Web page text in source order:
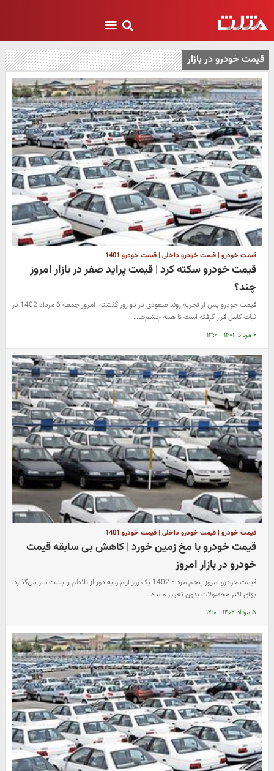
قیمت خودرو در بازار
قیمت خودرو | قیمت خودرو داخلی | قیمت خودرو 1401
قیمت خودرو سکته کرد | قیمت پراید صفر در بازار امروز
چند؟
قیمت خودرو پس از تجربه روند صعودی در دو روز گذشته، امروز جمعه 6 مرداد 1402 در
ثبات کامل قرار گرفته است تا همه چشم‌ها…
۶ مرداد ۱۴۰۲ | ۱۳:۰
قیمت خودرو | قیمت خودرو داخلی | قیمت خودرو 1401
قیمت خودرو با مخ زمین خورد | کاهش بی سابقه قیمت
خودرو در بازار امروز
قیمت خودرو امروز پنجم مرداد 1402 یک روز آرام و به دور از تلاطم را پشت سر می‌گذارد.
بهای اکثر محصولات بدون تغییر مانده…
۵ مرداد ۱۴۰۲ | ۱۲:۰